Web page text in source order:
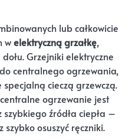
lub całkowicie
welektryczną grzałkę,
Grzejniki elektryczne
centralnego ogrzewania,
cieczą grzewczą.
ogrzewanie jest
szybkiego źródła ciepła –
osuszyć ręczniki.